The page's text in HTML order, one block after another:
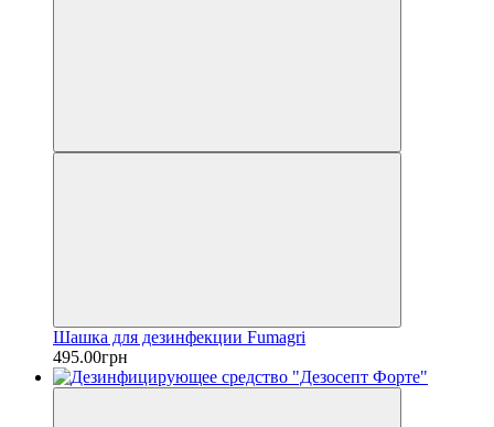
Шашка для дезинфекции Fumagri
495.00грн